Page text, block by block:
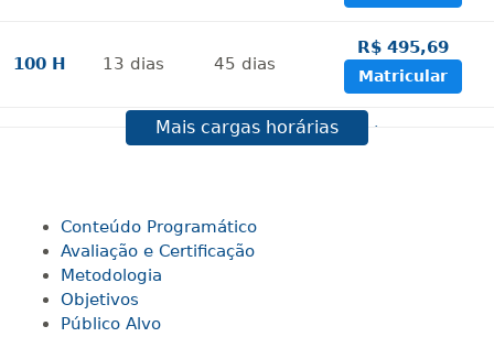
100 H 13 dias 45 dias
R$ 495,69
Matricular
dias 60dias
R$ 594,81
140 H 18dias 60dias
160 H 20 dias
Mais cargas horárias
Conteúdo Programático
Avaliação e Certificação
Metodologia
Objetivos
Público Alvo